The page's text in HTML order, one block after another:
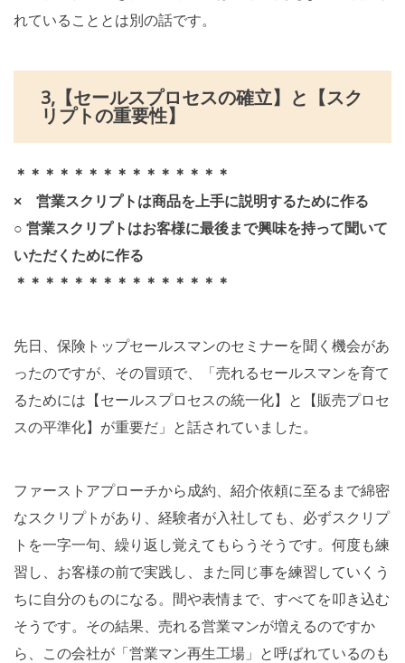
れていることとは別の話です。
3,【セールスプロセスの確立】と【スク
リプトの重要性】
＊＊＊＊＊＊＊＊＊＊＊＊＊＊＊
× 営業スクリプトは商品を上手に説明するために作る
○ 営業スクリプトはお客様に最後まで興味を持って聞いて
いただくために作る
＊＊＊＊＊＊＊＊＊＊＊＊＊＊＊
先日、保険トップセールスマンのセミナーを聞く機会があ
ったのですが、その冒頭で、「売れるセールスマンを育て
るためには【セールスプロセスの統一化】と【販売プロセ
スの平準化】が重要だ」と話されていました。
ファーストアプローチから成約、紹介依頼に至るまで綿密
なスクリプトがあり、経験者が入社しても、必ずスクリプ
トを一字一句、繰り返し覚えてもらうそうです。何度も練
習し、お客様の前で実践し、また同じ事を練習していくう
ちに自分のものになる。間や表情まで、すべてを叩き込む
そうです。その結果、売れる営業マンが増えるのですか
ら、この会社が「営業マン再生工場」と呼ばれているのも